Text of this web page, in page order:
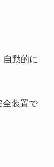
動的に
全装置で